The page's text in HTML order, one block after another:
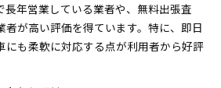
長年営業している業者や、無料出張査
者が高い評価を得ています。特に、即日
にも柔軟に対応する点が利用者から好評